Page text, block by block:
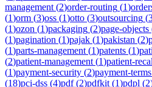
management (2)order-routing (1)
(1)orm (3)oss (1)otto (3)outsourcing (
(1)ozon (1)packaging (2)page-objects
(1)pagination (1)pajak (1)pakistan (2)
(1)parts-management (1)patents (1)
(2)patient-management (1)patient-
(1)payment-security (2)payment-terms
(18)pci-dss (4)pdf(2)pdfkit (1)pdpl (2